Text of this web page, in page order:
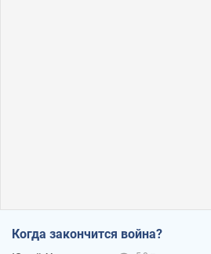
Когда закончится война?